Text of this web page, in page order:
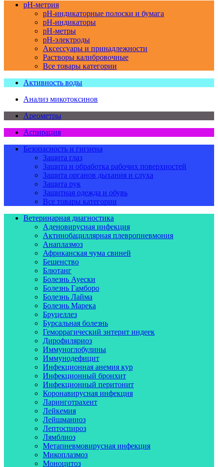
pH-метрия
pH-индикаторные полоски и бумага
pH-индикаторы
pH-метры
pH-электроды
Аксессуары и принадлежности
Растворы калибровочные
Все товары категории
Активность воды
Анализ микотоксинов
Ареометры
Аспирация
Безопасность и гигиена
Защита глаз
Защита и обработка рабочих поверхностей
Защита органов дыхания и слуха
Защита рук
Защитная одежда и обувь
Все товары категории
Ветеринарная диагностика
Аденовирусная инфекция
Актинобациллярная плевропневмония
Анаплазмоз
Африканская чума свиней
Бешенство
Блютанг
Болезнь Ауески
Болезнь Гамборо
Болезнь Лайма
Болезнь Марека
Бруцеллез
Бурсальная болезнь
Геморрагический энтерит индеек
Дирофиляриоз
Иммуноглобулины
Иммунодефицит
Инфекционная анемия кур
Инфекционный бронхит
Инфекционный перитонит
Коронавирусная инфекция
Ларинготрахеит
Лейкемия
Лейшманиоз
Лептоспироз
Лямблиоз
Метапневмовирусная инфекция
Микоплазмоз
Моноцитоз